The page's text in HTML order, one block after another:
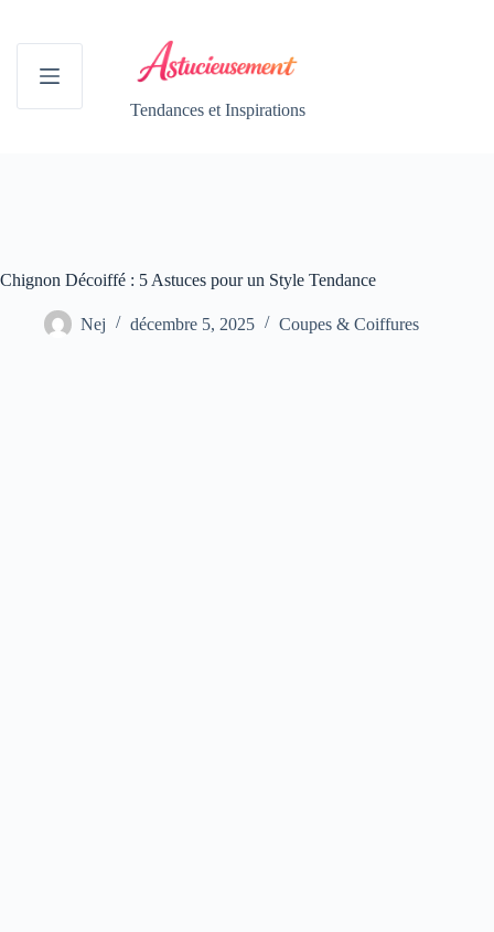
contenu
Tendances et Inspirations
Chignon Décoiffé : 5 Astuces pour un Style Tendance
Nej décembre 5, 2025 Coupes & Coiffures